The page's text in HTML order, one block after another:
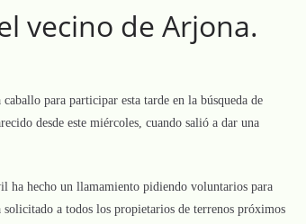
vecino de Arjona.
para participar esta tarde en la búsqueda de
desde este miércoles, cuando salió a dar una
ha hecho un llamamiento pidiendo voluntarios para
a todos los propietarios de terrenos próximos